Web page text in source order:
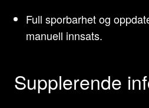
Full sporbarhet og
manuell innsats.
Supplerende